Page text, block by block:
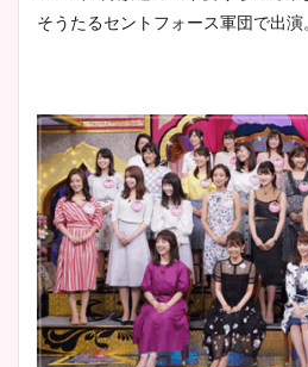
そうたるセントフォース軍団で出演